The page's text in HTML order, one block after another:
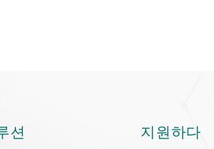
션 지원하다